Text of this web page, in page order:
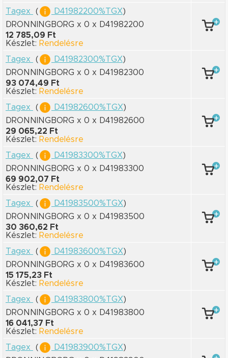
Tagex
( D41982200%TGX)
DRONNINGBORG x 0 x D41982200
12 785,09 Ft
Készlet: Rendelésre
Tagex
( D41982300%TGX)
DRONNINGBORG x 0 x D41982300
93 074,49 Ft
Készlet: Rendelésre
Tagex
( D41982600%TGX)
DRONNINGBORG x 0 x D41982600
29 065,22 Ft
Készlet: Rendelésre
Tagex
( D41983300%TGX)
DRONNINGBORG x 0 x D41983300
69 902,07 Ft
Készlet: Rendelésre
Tagex
( D41983500%TGX)
DRONNINGBORG x 0 x D41983500
30 360,62 Ft
Készlet: Rendelésre
Tagex
( D41983600%TGX)
DRONNINGBORG x 0 x D41983600
15 175,23 Ft
Készlet: Rendelésre
Tagex
( D41983800%TGX)
DRONNINGBORG x 0 x D41983800
16 041,37 Ft
Készlet: Rendelésre
Tagex
( D41983900%TGX)